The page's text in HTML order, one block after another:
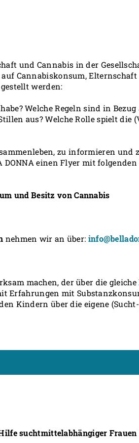
und Cannabis in der
Cannabiskonsum, Elternschaft
werden:
Welche Regeln sind in
aus? Welche Rolle spielt die
zu informieren und
DONNA einen Flyer mit folgenden
und Besitz von Cannabis
nehmen wir an über:
machen, der über die gleiche
Erfahrungen mit
Kindern über die eigene (Sucht-
suchtmittelabhängiger Frauen